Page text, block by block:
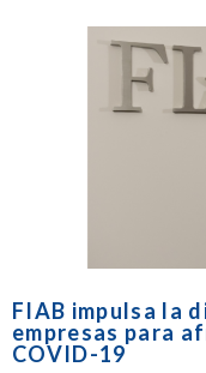
FIAB impulsa la
empresas para
COVID-19